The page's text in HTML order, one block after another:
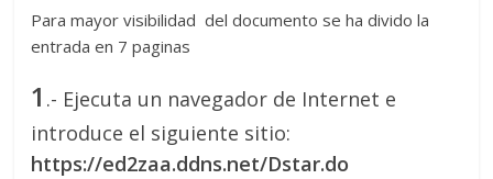
Para mayor visibilidad del documento se ha divido la
entrada en 7 paginas
1 .- Ejecuta un navegador de Internet e
introduce el siguiente sitio:
https://ed2zaa.ddns.net/Dstar.do